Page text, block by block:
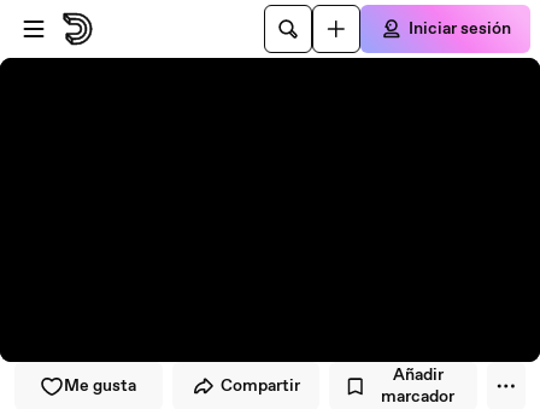
Saltar al reproductor
Saltar al contenido principal
Iniciar sesión
Me gusta Compartir
Añadir
marcador